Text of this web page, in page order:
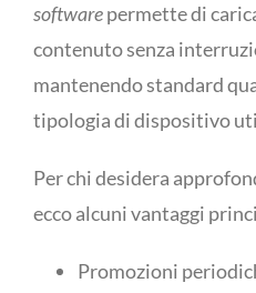
softwarepermette di
contenuto senza
mantenendo standard
tipologia di dispositivo
Per chi desidera
ecco alcuni vantaggi
Promozioni